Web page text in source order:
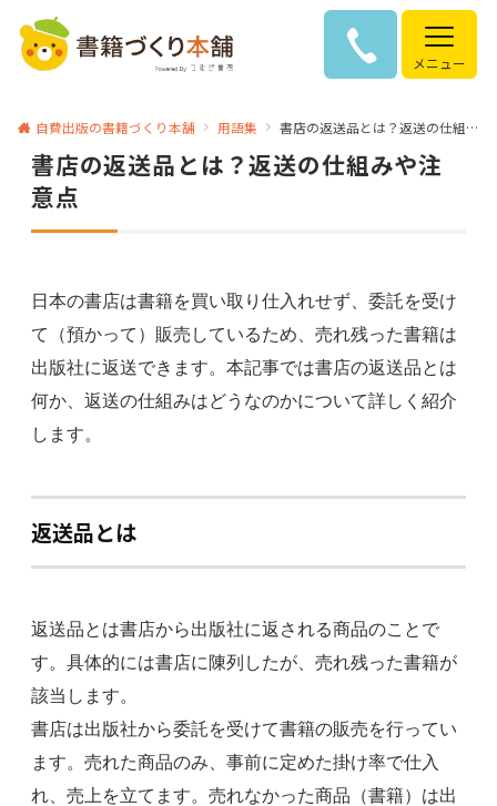
メニュー
自費出版の書籍づくり本舗 用語集 書店の返送品とは？返送の仕組みや注意点
書店の返送品とは？返送の仕組みや注
意点
日本の書店は書籍を買い取り仕入れせず、委託を受け
て（預かって）販売しているため、売れ残った書籍は
出版社に返送できます。本記事では書店の返送品とは
何か、返送の仕組みはどうなのかについて詳しく紹介
します。
返送品とは
返送品とは書店から出版社に返される商品のことで
す。具体的には書店に陳列したが、売れ残った書籍が
該当します。
書店は出版社から委託を受けて書籍の販売を行ってい
ます。売れた商品のみ、事前に定めた掛け率で仕入
れ、売上を立てます。売れなかった商品（書籍）は出